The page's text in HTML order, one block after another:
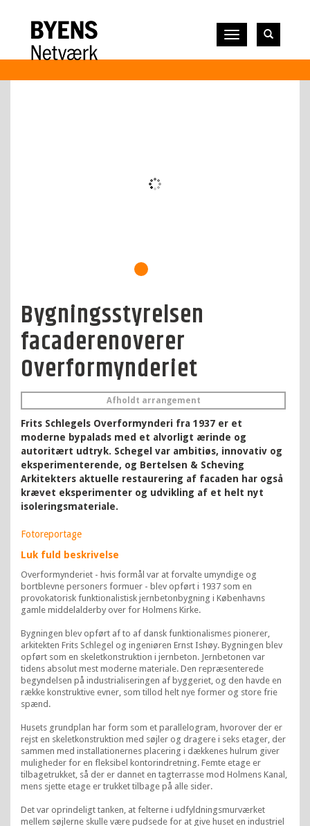
Vis
navigation
Bygningsstyrelsen
facaderenoverer
Overformynderiet
Afholdt arrangement
Frits Schlegels Overformynderi fra 1937 er et
moderne bypalads med et alvorligt ærinde og
autoritært udtryk. Schegel var ambitiøs, innovativ og
eksperimenterende, og Bertelsen & Scheving
Arkitekters aktuelle restaurering af facaden har også
krævet eksperimenter og udvikling af et helt nyt
isoleringsmateriale.
Fotoreportage
Luk fuld beskrivelse
Overformynderiet - hvis formål var at forvalte umyndige og
bortblevne personers formuer - blev opført i 1937 som en
provokatorisk funktionalistisk jernbetonbygning i Københavns
gamle middelalderby over for Holmens Kirke.
Bygningen blev opført af to af dansk funktionalismes pionerer,
arkitekten Frits Schlegel og ingeniøren Ernst Ishøy. Bygningen blev
opført som en skeletkonstruktion i jernbeton. Jernbetonen var
tidens absolut mest moderne materiale. Den repræsenterede
begyndelsen på industrialiseringen af byggeriet, og den havde en
række konstruktive evner, som tillod helt nye former og store frie
spænd.
Husets grundplan har form som et parallelogram, hvorover der er
rejst en skeletkonstruktion med søjler og dragere i seks etager, der
sammen med installationernes placering i dækkenes hulrum giver
muligheder for en fleksibel kontorindretning. Femte etage er
tilbagetrukket, så der er dannet en tagterrasse mod Holmens Kanal,
mens sjette etage er trukket tilbage på alle sider.
Det var oprindeligt tanken, at felterne i udfyldningsmurværket
mellem søjlerne skulle være pudsede for at give huset en industriel